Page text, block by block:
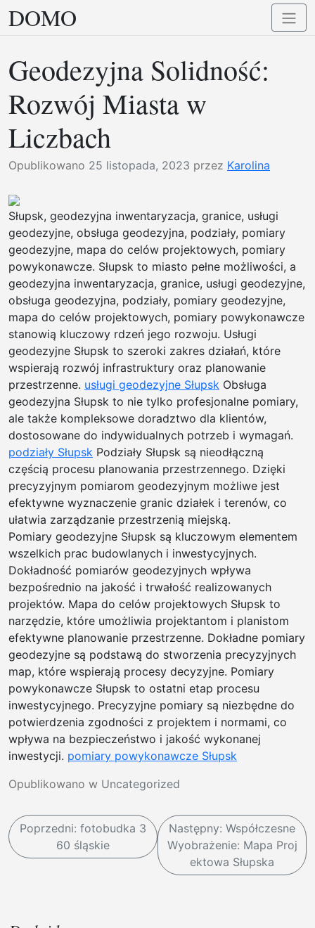
Przejdź
do
DOMO
Geodezyjna Solidność:
Rozwój Miasta w
Liczbach
Opublikowano 25 listopada, 2023 przez Karolina
Słupsk, geodezyjna inwentaryzacja, granice, usługi
geodezyjne, obsługa geodezyjna, podziały, pomiary
geodezyjne, mapa do celów projektowych, pomiary
powykonawcze. Słupsk to miasto pełne możliwości, a
geodezyjna inwentaryzacja, granice, usługi geodezyjne,
obsługa geodezyjna, podziały, pomiary geodezyjne,
mapa do celów projektowych, pomiary powykonawcze
stanowią kluczowy rdzeń jego rozwoju. Usługi
geodezyjne Słupsk to szeroki zakres działań, które
wspierają rozwój infrastruktury oraz planowanie
przestrzenne. usługi geodezyjne Słupsk Obsługa
geodezyjna Słupsk to nie tylko profesjonalne pomiary,
ale także kompleksowe doradztwo dla klientów,
dostosowane do indywidualnych potrzeb i wymagań.
podziały Słupsk Podziały Słupsk są nieodłączną
częścią procesu planowania przestrzennego. Dzięki
precyzyjnym pomiarom geodezyjnym możliwe jest
efektywne wyznaczenie granic działek i terenów, co
ułatwia zarządzanie przestrzenią miejską.
Pomiary geodezyjne Słupsk są kluczowym elementem
wszelkich prac budowlanych i inwestycyjnych.
Dokładność pomiarów geodezyjnych wpływa
bezpośrednio na jakość i trwałość realizowanych
projektów. Mapa do celów projektowych Słupsk to
narzędzie, które umożliwia projektantom i planistom
efektywne planowanie przestrzenne. Dokładne pomiary
geodezyjne są podstawą do stworzenia precyzyjnych
map, które wspierają procesy decyzyjne. Pomiary
powykonawcze Słupsk to ostatni etap procesu
inwestycyjnego. Precyzyjne pomiary są niezbędne do
potwierdzenia zgodności z projektem i normami, co
wpływa na bezpieczeństwo i jakość wykonanej
inwestycji. pomiary powykonawcze Słupsk
Opublikowano w Uncategorized
N
a
Poprzedni: fotobudka 3
60 śląskie
Następny: Współczesne
Wyobrażenie: Mapa Proj
ektowa Słupska